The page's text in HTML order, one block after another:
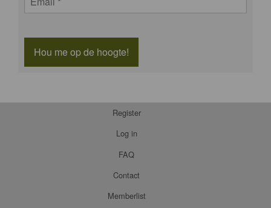
Hou me op de hoogte!
Register
Log in
FAQ
Contact
Memberlist